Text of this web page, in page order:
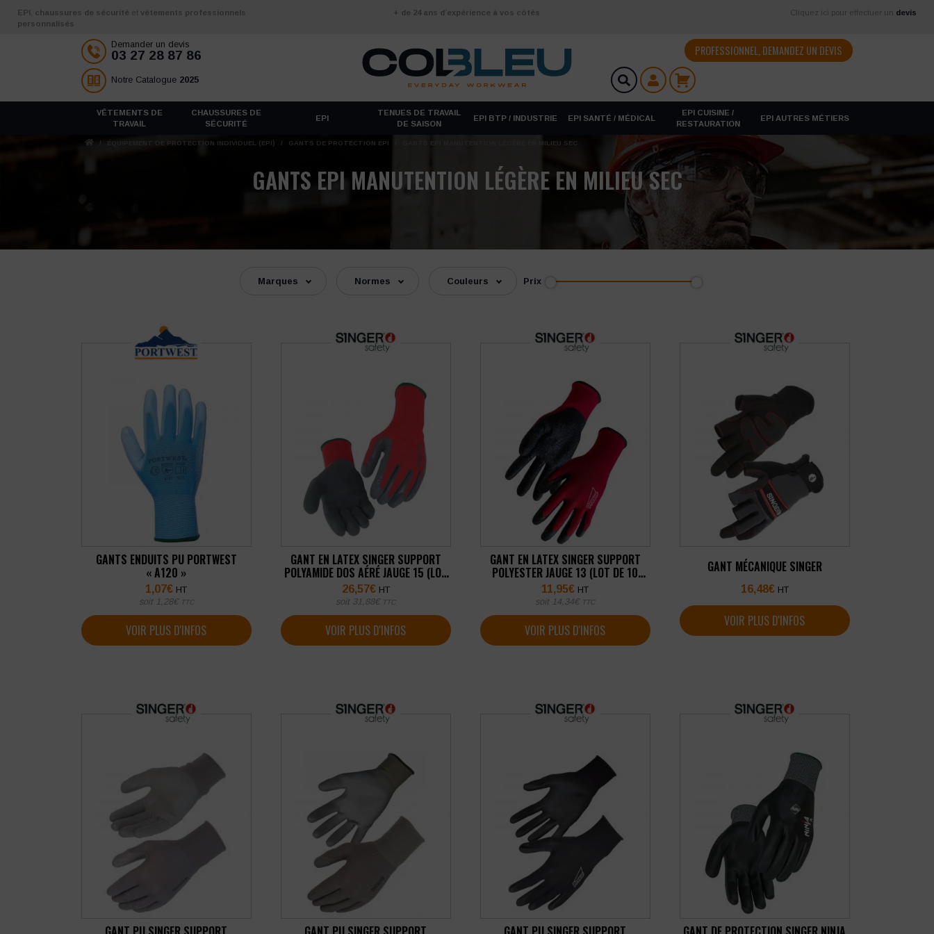
Aller au contenu
EPI chaussures de sécurité et vêtements professionnels
personnalisés
+ de 24 ans d’expérience à vos côtés Cliquez ici pour effectuer un devis
Demander un devis
03 27 28 87 86
Notre Catalogue 2025
PROFESSIONNEL, DEMANDEZ UN DEVIS
VÊTEMENTS DE
TRAVAIL
CHAUSSURES DE
SÉCURITÉ
EPI
TENUES DE TRAVAIL
DE SAISON
EPI BTP / INDUSTRIE EPI SANTÉ / MÉDICAL
EPI CUISINE /
RESTAURATION
EPI AUTRES MÉTIERS
/ ÉQUIPEMENT DE PROTECTION INDIVIDUEL (EPI) / GANTS DE PROTECTION EPI GANTS EPI MANUTENTION LÉGÈRE EN MILIEU SEC
GANTS EPI MANUTENTION LÉGÈRE EN MILIEU SEC
Marques Normes Couleurs Prix
GANTS ENDUITS PU PORTWEST
« A120 »
1,07€ HT
soit 1,28€ TTC
VOIR PLUS D'INFOS
GANT EN LATEX SINGER SUPPORT
POLYAMIDE DOS AÉRÉ JAUGE 15 (LOT
DE 10 PAIRES)
26,57€ HT
soit 31,88€ TTC
VOIR PLUS D'INFOS
GANT EN LATEX SINGER SUPPORT
POLYESTER JAUGE 13 (LOT DE 10
PAIRES)
11,95€ HT
soit 14,34€ TTC
VOIR PLUS D'INFOS
GANT MÉCANIQUE SINGER
16,48€ HT
VOIR PLUS D'INFOS